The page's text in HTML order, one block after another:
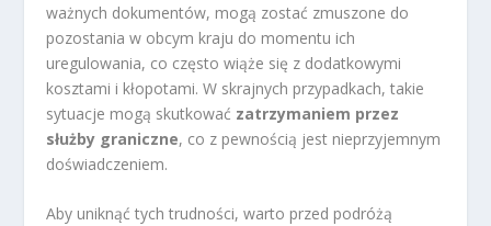
ważnych dokumentów, mogą zostać zmuszone do
pozostania w obcym kraju do momentu ich
uregulowania, co często wiąże się z dodatkowymi
kosztami i kłopotami. W skrajnych przypadkach, takie
sytuacje mogą skutkować zatrzymaniem przez
służby graniczne, co z pewnością jest nieprzyjemnym
doświadczeniem.
Aby uniknąć tych trudności, warto przed podróżą